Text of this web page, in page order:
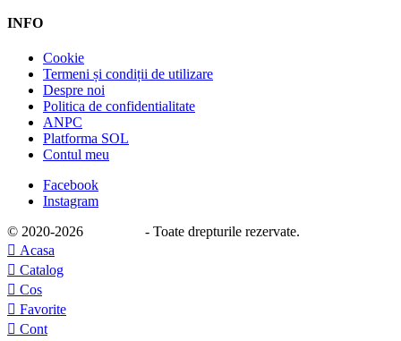
INFO
Cookie
Termeni și condiții de utilizare
Despre noi
Politica de confidentialitate
ANPC
Platforma SOL
Contul meu
Facebook
Instagram
© 2020-2026
- Toate drepturile rezervate.
 Acasa
 Catalog
 Cos
 Favorite
 Cont